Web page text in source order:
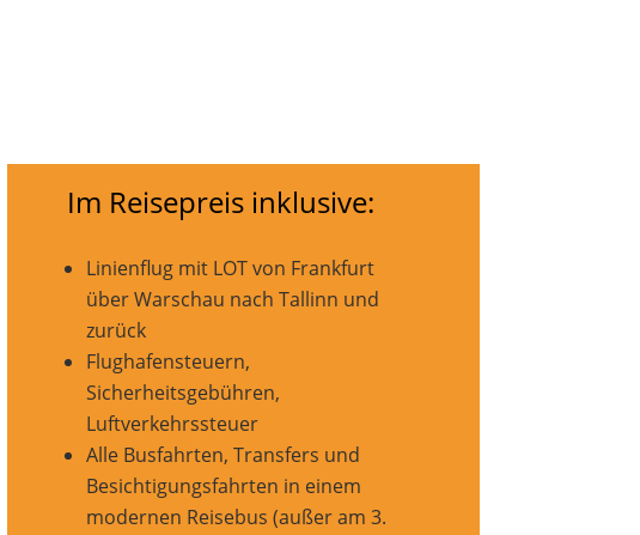
Im Reisepreis inklusive:
Linienflug mit LOT von Frankfurt
über Warschau nach Tallinn und
zurück
Flughafensteuern,
Sicherheitsgebühren,
Luftverkehrssteuer
Alle Busfahrten, Transfers und
Besichtigungsfahrten in einem
modernen Reisebus (außer am 3.